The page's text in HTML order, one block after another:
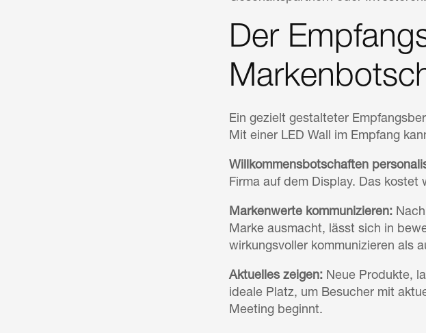
Der
Ein gezielt gestalteter
Mit einer LED Wall im Empfang
Willkommensbotschaften
Firma auf dem Display. Das
Markenwerte kommunizieren:
Marke ausmacht, lässt sich in
wirkungsvoller kommunizieren als
Aktuelles zeigen: Neue Produkte,
ideale Platz, um Besucher mit
Meeting beginnt.